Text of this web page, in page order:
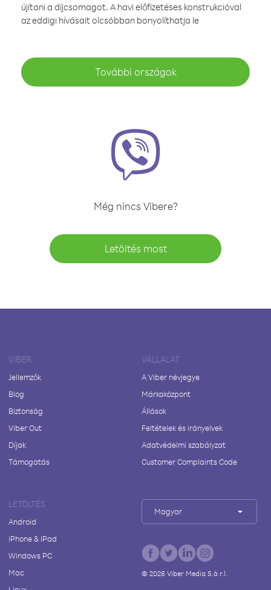
újítani a díjcsomagot. A havi előfizetéses konstrukcióval
az eddigi hívásait olcsóbban bonyolíthatja le
További országok
Még nincs Vibere?
Letöltés most
VIBER
Jellemzők
Blog
Biztonság
Viber Out
Díjak
Támogatás
VÁLLALAT
A Viber névjegye
Márkaközpont
Állások
Feltételek és irányelvek
Adatvédelmi szabályzat
Customer Complaints Code
LETÖLTÉS
Android
iPhone & iPad
Windows PC
Mac
Magyar
© 2026Viber Media S.à r.l.